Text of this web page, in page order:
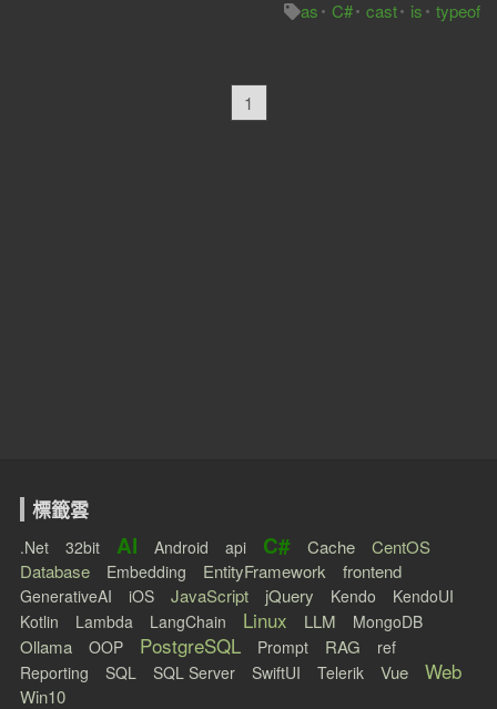
as
C# cast is typeof
1
標籤雲
.Net 32bit AI Android api C# Cache
CentOS
Database
Embedding EntityFramework frontend
GenerativeAI iOS JavaScript jQuery Kendo
KendoUI
Kotlin
Lambda LangChain Linux LLM MongoDB
Ollama OOP PostgreSQL Prompt RAG
ref
Reporting
SQL SQL Server SwiftUI Telerik Vue Web
Win10